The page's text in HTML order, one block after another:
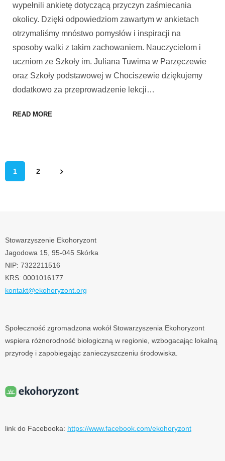
wypełnili ankietę dotyczącą przyczyn zaśmiecania
okolicy. Dzięki odpowiedziom zawartym w ankietach
otrzymaliśmy mnóstwo pomysłów i inspiracji na
sposoby walki z takim zachowaniem. Nauczycielom i
uczniom ze Szkoły im. Juliana Tuwima w Parzęczewie
oraz Szkoły podstawowej w Chociszewie dziękujemy
dodatkowo za przeprowadzenie lekcji…
READ MORE
1 2
Stowarzyszenie Ekohoryzont
Jagodowa 15, 95-045 Skórka
NIP: 7322211516
KRS: 0001016177
kontakt@ekohoryzont.org
Społeczność zgromadzona wokół Stowarzyszenia Ekohoryzont
wspiera różnorodność biologiczną w regionie, wzbogacając lokalną
przyrodę i zapobiegając zanieczyszczeniu środowiska.
link do Facebooka: https://www.facebook.com/ekohoryzont